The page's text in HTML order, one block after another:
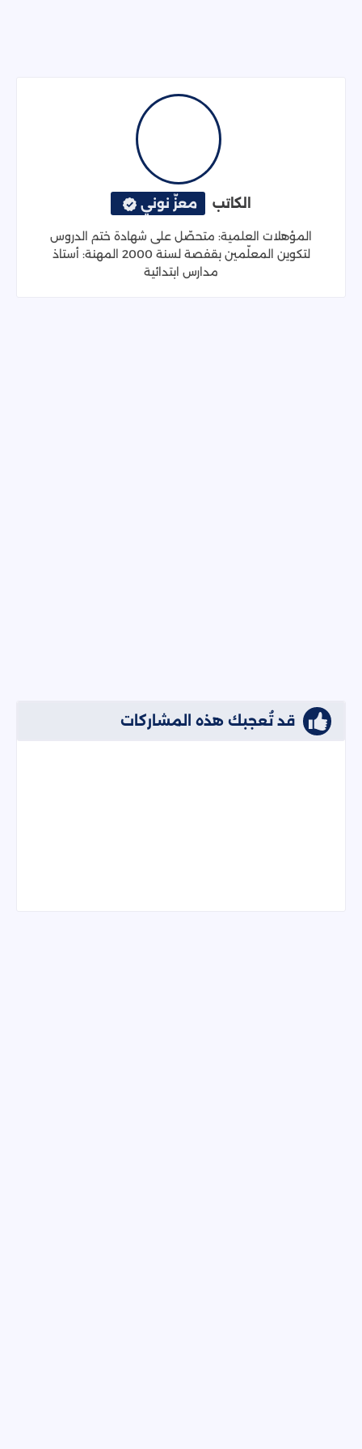
الكاتب معزّ نوني
المؤهلات العلمية: متحصّل على شهادة ختم الدروس
لتكوين المعلّمين بقفصة لسنة 2000 المهنة: أستاذ
مدارس ابتدائية
قد تُعجبك هذه المشاركات